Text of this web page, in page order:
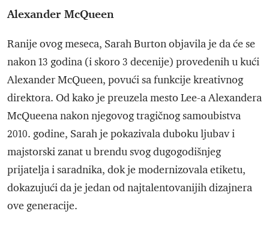
Alexander McQueen
Ranije ovog meseca, Sarah Burton objavila je da će se
nakon 13 godina (i skoro 3 decenije) provedenih u kući
Alexander McQueen, povući sa funkcije kreativnog
direktora. Od kako je preuzela mesto Lee-a Alexandera
McQueena nakon njegovog tragičnog samoubistva
2010. godine, Sarah je pokazivala duboku ljubav i
majstorski zanat u brendu svog dugogodišnjeg
prijatelja i saradnika, dok je modernizovala etiketu,
dokazujući da je jedan od najtalentovanijih dizajnera
ove generacije.